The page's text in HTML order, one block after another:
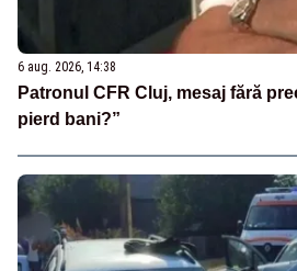
6 aug. 2026, 14:38
Patronul CFR Cluj, mesaj fără
pierd bani?”